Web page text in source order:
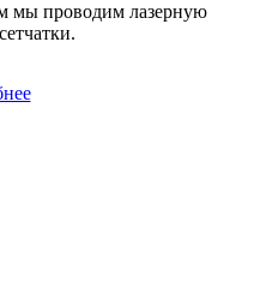
мы проводим лазерную